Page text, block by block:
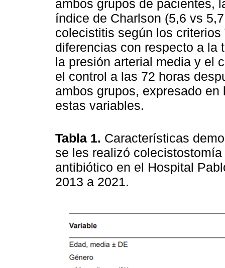
ambos grupos de pacientes,
índice de Charlson (5,6 vs
colecistitis según los
diferencias con respecto a la
la presión arterial media y el
el control a las 72 horas
ambos grupos, expresado
estas variables.
Tabla 1. Características
se les realizó
antibiótico en el Hospital
2013 a 2021.